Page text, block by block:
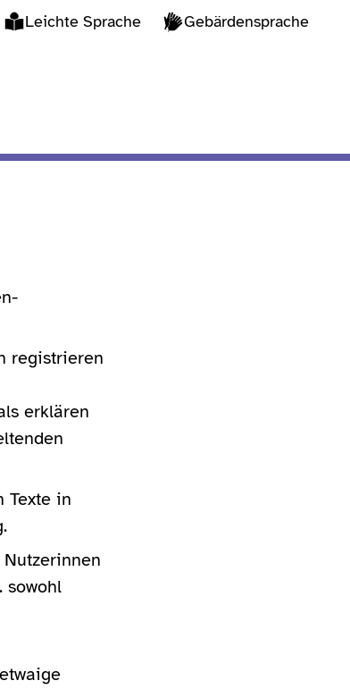
Leichte Sprache Gebärdensprache
registrieren
erklären
Texte in
sowohl